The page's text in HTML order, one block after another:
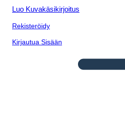
Luo Kuvakäsikirjoitus
Rekisteröidy
Kirjautua Sisään